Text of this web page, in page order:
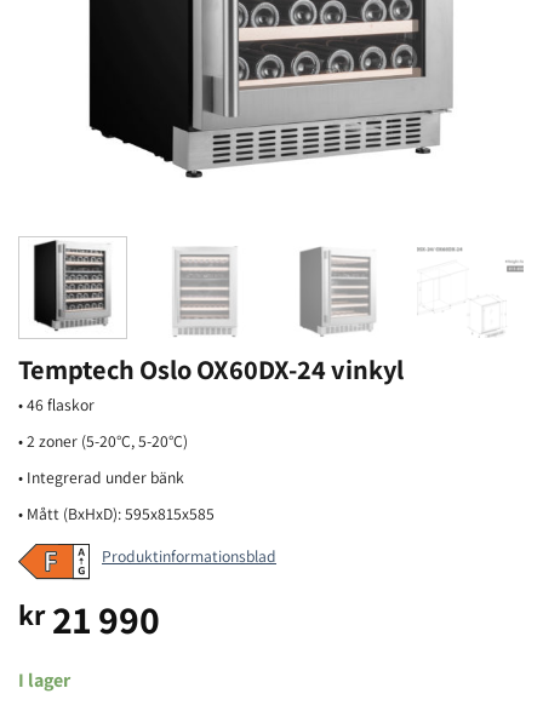
Temptech Oslo OX60DX-24 vinkyl
• 46 flaskor
• 2 zoner (5-20°C, 5-20°C)
• Integrerad under bänk
• Mått (BxHxD): 595x815x585
Produktinformationsblad
kr21 990
I lager